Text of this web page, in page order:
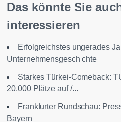
Das könnte Sie
interessieren
Erfolgreichstes ungerades
Unternehmensgeschichte
Starkes Türkei-Comeback:
20.000 Plätze auf /...
Frankfurter Rundschau:
Bayern